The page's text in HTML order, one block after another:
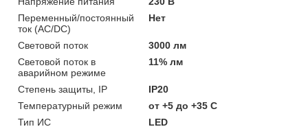
Переменный/постоянный
ток (AC/DC)
Нет
Световой поток
3000 лм
Световой поток в
аварийном режиме
11% лм
Степень защиты, IP
IP20
Температурный режим
от +5 до +35 C
Тип ИС
LED